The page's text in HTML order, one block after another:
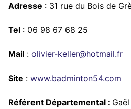
Adresse : 31 rue du Bois de
Tel : 06 98 67 68 25
Mail : olivier-keller@hotmail.fr
Site : www.badminton54.com
Référent Départemental :